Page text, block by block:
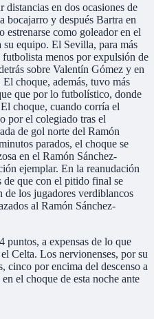
en dos ocasiones de
bocajarro y después Bartra en
como goleador en el
su equipo. El Sevilla, para más
menos por expulsión de
sobre Valentín Gómez y en
choque, además, tuvo más
que por lo futbolístico, donde
choque, cuando corría el
por el colegiado tras el
de gol norte del Ramón
parados, el choque se
en el Ramón Sánchez-
ejemplar. En la reanudación
que con el pitido final se
de los jugadores verdiblancos
al Ramón Sánchez-
puntos, a expensas de lo que
Celta. Los nervionenses, por su
cinco por encima del descenso a
el choque de esta noche ante